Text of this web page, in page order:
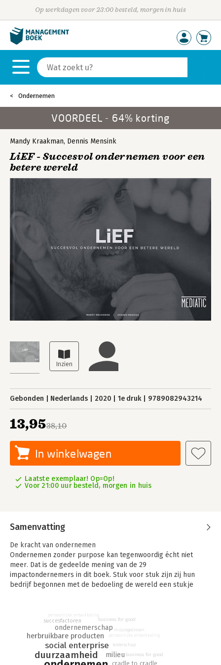
Op werkdagen voor 23:00 besteld, morgen in huis
Ondernemen
VOORDEEL - 64% korting
Mandy Kraakman, Dennis Mensink
LiEF - Succesvol ondernemen voor een
betere wereld
Gebonden Nederlands 2020 1e druk 9789082943214
38,10
13,95
In winkelwagen
Laatste exemplaar! Op=Op!
Voor 21:00 uur besteld, morgen in huis
Samenvatting
De kracht van ondernemen
Ondernemen zonder purpose kan tegenwoordig écht niet
meer. Dat is de gedeelde mening van de 29
impactondernemers in dit boek. Stuk voor stuk zijn zij hun
bedrijf begonnen met de bedoeling de wereld een stukje
zijn voor je bedrijf is de balans tussen commercieel succes en
duurzame impact niet altijd makkelijk te vinden. Kies je elke
dag voor donkergroen of mag het ook een keertje lichtgroen
zijn als je dan sneller en meer impact kunt maken?
Gevestigde namen komen aan het woord, zoals Henk-Jan
duurzaamheid
social enterprise
herbruikbare producten
ondernemerschap
milieu
cradle to cradle
succesfactoren
persoonlijke ontwikkeling
business for good
missiegedreven
leiderschap
persoonlijke ontwikkeling
business for good